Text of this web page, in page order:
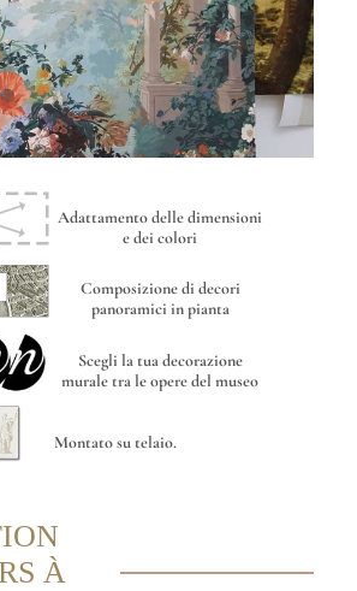
Adattamento delle dimensioni
e dei colori
Composizione di decori
panoramici in pianta
Scegli la tua decorazione
murale tra le opere del museo
Montato su telaio.
À